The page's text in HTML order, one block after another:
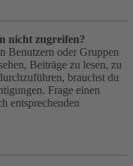
nicht zugreifen?
Benutzern oder Gruppen
Beiträge zu lesen, zu
brauchst du
Frage einen
entsprechenden